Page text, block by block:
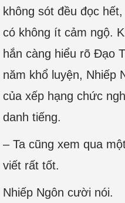
không sót đều đọc
có không ít cảm ngộ.
hắn càng hiểu rõ Đạo
năm khổ luyện, Nhiếp
của xếp hạng chức
danh tiếng.
– Ta cũng xem qua
viết rất tốt.
Nhiếp Ngôn cười nói.